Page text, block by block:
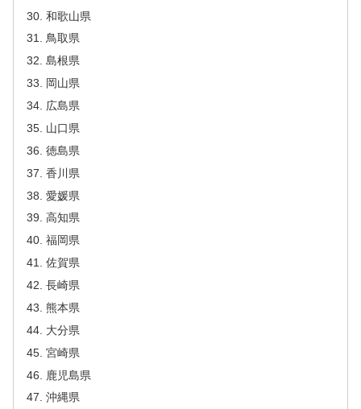
和歌山県
鳥取県
島根県
岡山県
広島県
山口県
徳島県
香川県
愛媛県
高知県
福岡県
佐賀県
長崎県
熊本県
大分県
宮崎県
鹿児島県
沖縄県